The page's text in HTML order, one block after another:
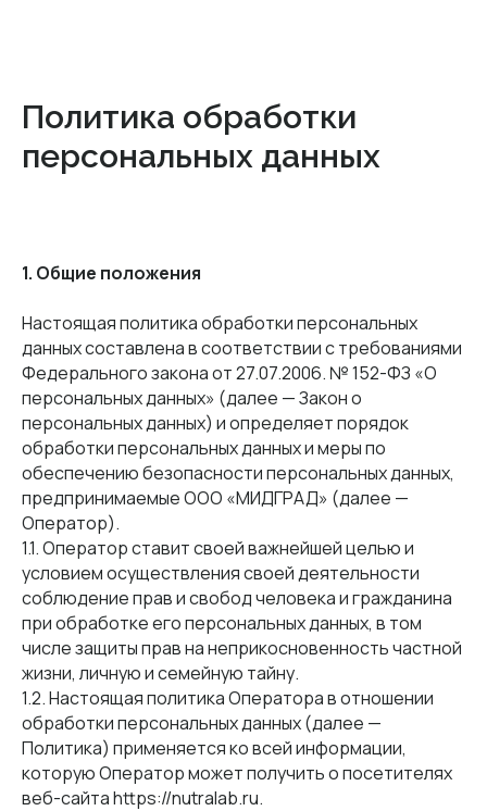
Политика обработки
персональных данных
1. Общие положения
Настоящая политика обработки персональных
данных составлена в соответствии с требованиями
Федерального закона от 27.07.2006. № 152-ФЗ «О
персональных данных» (далее — Закон о
персональных данных) и определяет порядок
обработки персональных данных и меры по
обеспечению безопасности персональных данных,
предпринимаемые ООО «МИДГРАД» (далее —
Оператор).
1.1. Оператор ставит своей важнейшей целью и
условием осуществления своей деятельности
соблюдение прав и свобод человека и гражданина
при обработке его персональных данных, в том
числе защиты прав на неприкосновенность частной
жизни, личную и семейную тайну.
1.2. Настоящая политика Оператора в отношении
обработки персональных данных (далее —
Политика) применяется ко всей информации,
которую Оператор может получить о посетителях
веб-сайта https://nutralab.ru.